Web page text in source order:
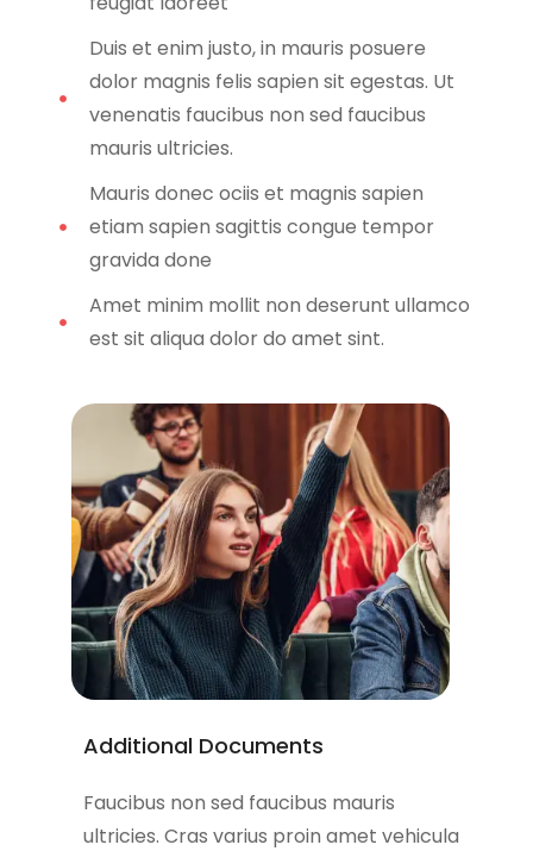
Duis et enim justo, in mauris posuere
dolor magnis felis sapien sit egestas. Ut
venenatis faucibus non sed faucibus
mauris ultricies.
Mauris donec ociis et magnis sapien
etiam sapien sagittis congue tempor
gravida done
Amet minim mollit non deserunt ullamco
est sit aliqua dolor do amet sint.
Additional Documents
Faucibus non sed faucibus mauris
ultricies. Cras varius proin amet vehicula